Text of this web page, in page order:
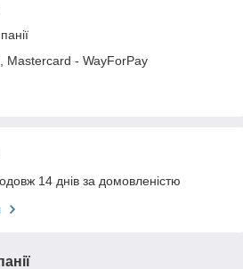
Mastercard - WayForPay
14 днів за домовленістю